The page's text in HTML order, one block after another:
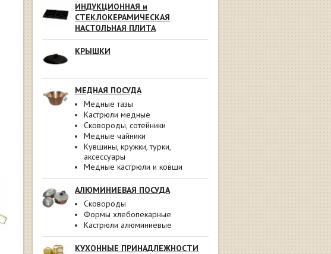
ИНДУКЦИОННАЯ и
СТЕКЛОКЕРАМИЧЕСКАЯ
НАСТОЛЬНАЯ ПЛИТА
КРЫШКИ
МЕДНАЯ ПОСУДА
Медные тазы
Кастрюли медные
Сковороды, сотейники
Медные чайники
Кувшины, кружки, турки,
аксессуары
Медные кастрюли и ковши
АЛЮМИНИЕВАЯ ПОСУДА
Сковороды
Формы хлебопекарные
Кастрюли алюминиевые
КУХОННЫЕ ПРИНАДЛЕЖНОСТИ